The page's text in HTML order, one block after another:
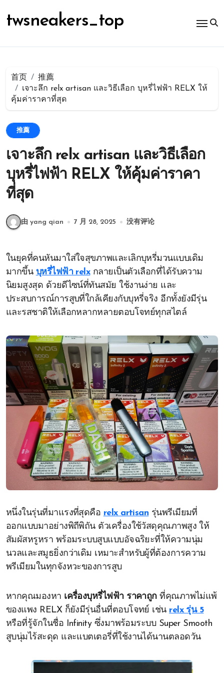
容
twsneakers_top
首页
推薦
เจาะลึก relx artisan และวิธีเลือก บุหรี่ไฟฟ้า RELX ให้
คุ้มค่าราคาที่สุด
推薦
เจาะลึก relx artisan และวิธีเลือก
บุหรี่ไฟฟ้า RELX ให้คุ้มค่าราคา
ที่สุด
由 yang qian 7 月 28, 2025 没有评论
ในยุคที่คนหันมาใส่ใจสุขภาพและเลิกบุหรี่มวนแบบเดิม
มากขึ้น บุหรี่ไฟฟ้า relxกลายเป็นตัวเลือกที่ได้รับความ
นิยมสูงสุด ด้วยดีไซน์ที่ทันสมัย ใช้งานง่าย และ
ประสบการณ์การสูบที่ใกล้เคียงกับบุหรี่จริง อีกทั้งยังมีรุ่น
และรสชาติให้เลือกหลากหลายตอบโจทย์ทุกสไตล์
หนึ่งในรุ่นที่มาแรงที่สุดคือ relx artisan รุ่นพรีเมียมที่
ออกแบบมาอย่างพิถีพิถัน ตัวเครื่องใช้วัสดุคุณภาพสูง ให้
สัมผัสหรูหรา พร้อมระบบสูบแบบอัจฉริยะที่ให้ความนุ่ม
นวลและสมูธยิ่งกว่าเดิม เหมาะสำหรับผู้ที่ต้องการความ
พรีเมียมในทุกจังหวะของการสูบ
หากคุณมองหา เครื่องบุหรี่ไฟฟ้า ราคาถูกที่คุณภาพไม่แพ้
ของแพง RELX ก็ยังมีรุ่นอื่นที่ตอบโจทย์ เช่น relx รุ่น 5
หรือที่รู้จักในชื่อ Infinity ซึ่งมาพร้อมระบบ Super Smooth
สูบนุ่มไร้สะดุด และแบตเตอรี่ที่ใช้งานได้นานตลอดวัน